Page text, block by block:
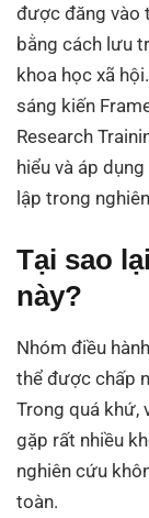
được đăng vào
bằng cách lưu
khoa học xã
sáng kiến
Research
hiểu và áp
lập trong
Tại sao
này?
Nhóm điều
thể được chấp
Trong quá khứ,
gặp rất nhiều
nghiên cứu
toàn.